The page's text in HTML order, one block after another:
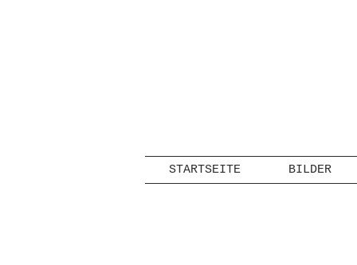
STARTSEITE BILDER